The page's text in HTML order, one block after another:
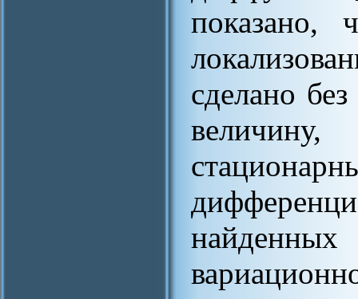
показано,
сделано